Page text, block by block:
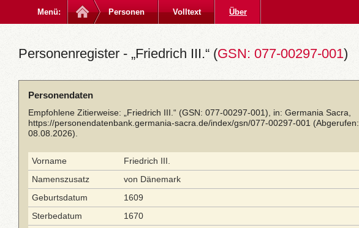
Menü: Personen Volltext Über
Personenregister - „Friedrich III.“ (GSN: 077-00297-001)
Personendaten
Empfohlene Zitierweise: „Friedrich III.“ (GSN: 077-00297-001), in: Germania Sacra,
https://personendatenbank.germania-sacra.de/index/gsn/077-00297-001 (Abgerufen:
08.08.2026).
Vorname
Friedrich III.
Namenszusatz
von Dänemark
Geburtsdatum
1609
Sterbedatum
1670